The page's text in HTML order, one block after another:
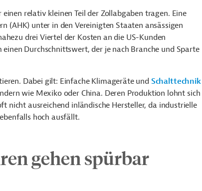
relativ kleinen Teil der Zollabgaben tragen. Eine
(AHK) unter in den Vereinigten Staaten ansässigen
drei Viertel der Kosten an die US-Kunden
Durchschnittswert, der je nach Branche und Sparte
Dabei gilt: Einfache Klimageräte und Schalttechnik
wie Mexiko oder China. Deren Produktion lohnt sich
nicht ausreichend inländische Hersteller, da industrielle
hoch ausfällt.
gehen spürbar